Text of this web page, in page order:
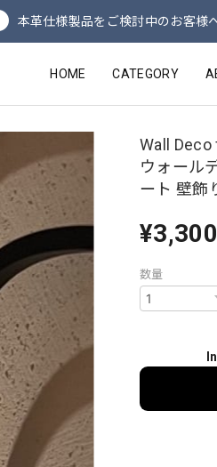
本革仕様製品をご検討中のお客様
HOME CATEGORY
Wall
ウォール
ート 壁飾
¥3,300
数量